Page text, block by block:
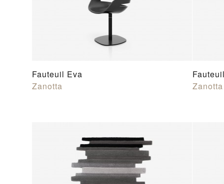
Fauteuil Eva
Zanotta
Zanotta